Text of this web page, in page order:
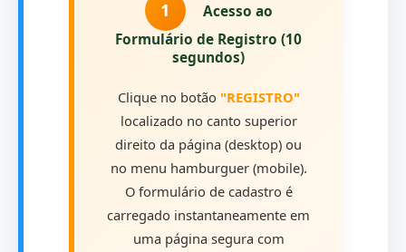
1
Acesso ao
Formulário de Registro (10
segundos)
Clique no botão "REGISTRO"
localizado no canto superior
direito da página (desktop) ou
no menu hamburguer (mobile).
O formulário de cadastro é
carregado instantaneamente em
uma página segura com